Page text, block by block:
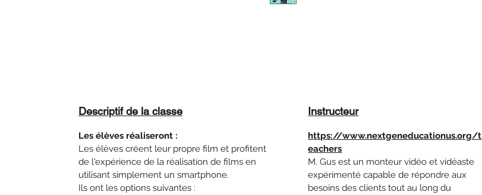
Descriptif de la classe
Les élèves réaliseront :
Les élèves créent leur propre film et profitent
de l'expérience de la réalisation de films en
utilisant simplement un smartphone.
Ils ont les options suivantes :
Instructeur
https://www.nextgeneducationus.org/t
eachers
M. Gus est un monteur vidéo et vidéaste
expérimenté capable de répondre aux
besoins des clients tout au long du